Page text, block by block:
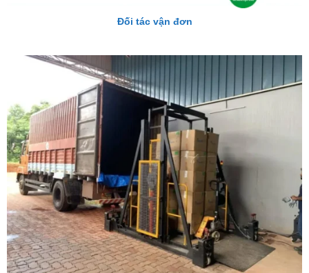
Đối tác vận đơn